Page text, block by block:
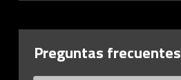
Preguntas frecuentes